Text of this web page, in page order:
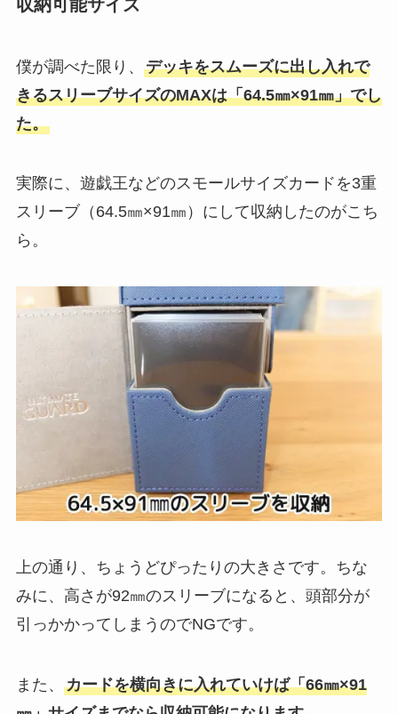
収納可能サイズ
僕が調べた限り、 デッキをスムーズに出し入れで
きるスリーブサイズのMAXは「64.5㎜×91㎜」でし
た。
実際に、遊戯王などのスモールサイズカードを3重
スリーブ（64.5㎜×91㎜）にして収納したのがこち
ら。
上の通り、ちょうどぴったりの大きさです。ちな
みに、高さが92㎜のスリーブになると、頭部分が
引っかかってしまうのでNGです。
また、 カードを横向きに入れていけば「66㎜×91